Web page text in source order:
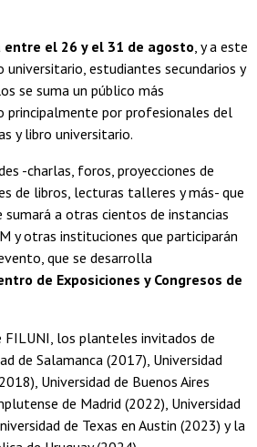
el 26 y el 31 de agosto , y a este
estudiantes secundarios y
se suma un público más
principalmente por profesionales del
y libro universitario.
-charlas, foros, proyecciones de
de libros, lecturas talleres y más- que
sumará a otras cientos de instancias
y otras instituciones que participarán
que se desarrolla
de Exposiciones y Congresos de
FILUNI, los planteles invitados de
de Salamanca (2017), Universidad
Universidad de Buenos Aires
de Madrid (2022), Universidad
de Texas en Austin (2023) y la